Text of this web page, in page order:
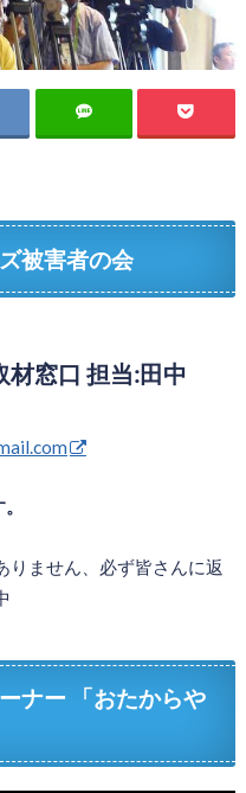
被害者の会
窓口 担当:田中
りません、必ず皆さんに返
ナー 「おたからや